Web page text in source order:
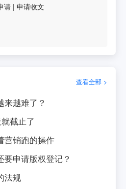
请 |申请收文
查看全部 >
来越难了？
截止了
营销跑的操作
要申请版权登记？
法规